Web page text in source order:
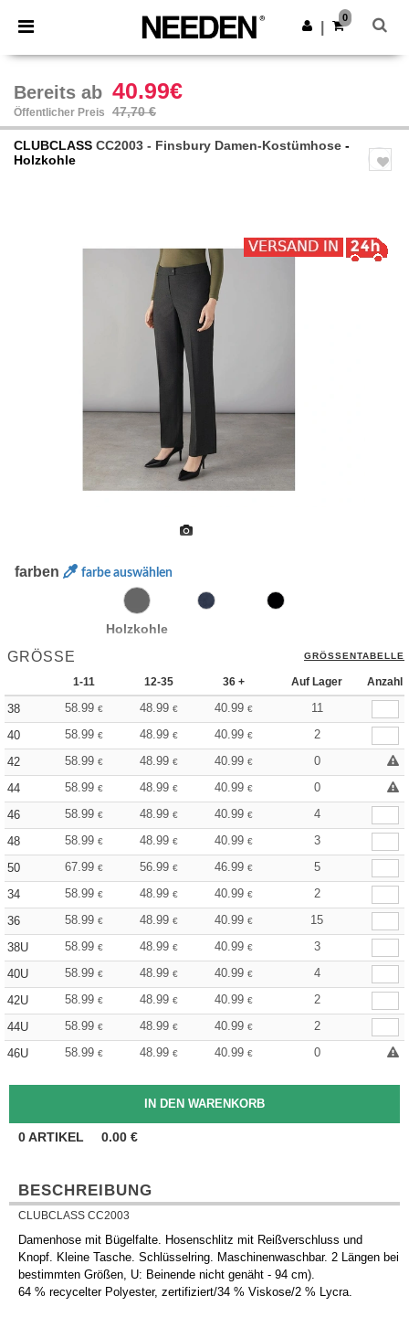
× Needen App
Bessere Preise in der App!
App holen
0
Bereits ab 40.99€
Öffentlicher Preis 47,70 €
CLUBCLASS CC2003 - Finsbury Damen-Kostümhose -
Holzkohle
farben farbe auswählen
Holzkohle
GRÖSSE GRÖSSENTABELLE
1-11 12-35 36 + Auf Lager Anzahl
38 58.99 € 48.99 € 40.99 €
11
40
58.99 € 48.99 € 40.99 €
2
42
58.99 € 48.99 € 40.99 €
0
44
58.99 € 48.99 € 40.99 €
0
46
58.99 € 48.99 € 40.99 €
4
48
58.99 € 48.99 € 40.99 €
3
50
67.99 € 56.99 € 46.99 €
5
34
58.99 € 48.99 € 40.99 €
2
36
58.99 € 48.99 € 40.99 €
15
38U
58.99 € 48.99 € 40.99 €
3
40U
58.99 € 48.99 € 40.99 €
4
42U
58.99 € 48.99 € 40.99 €
2
44U
58.99 € 48.99 € 40.99 €
2
46U
58.99 € 48.99 € 40.99 € 0
0ARTIKEL 0.00 €
BESCHREIBUNG
CLUBCLASS CC2003
Damenhose mit Bügelfalte. Hosenschlitz mit Reißverschluss und
Knopf. Kleine Tasche. Schlüsselring. Maschinenwaschbar. 2 Längen bei
bestimmten Größen, U: Beinende nicht genäht - 94 cm).
64 % recycelter Polyester, zertifiziert/34 % Viskose/2 % Lycra.